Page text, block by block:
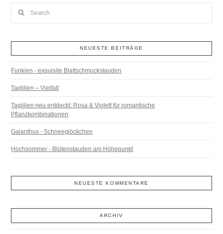
NEUESTE BEITRÄGE
Funkien - exquisite Blattschmuckstauden
Taglilien – Vielfalt
Taglilien neu entdeckt: Rosa & Violett für romantische
Pflanzkombinationen
Galanthus - Schneeglöckchen
Hochsommer - Blütenstauden am Höhepunkt
NEUESTE KOMMENTARE
ARCHIV